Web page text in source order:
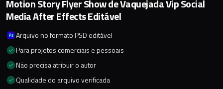
Motion Story Flyer Show de Vaquejada Vip Social
Media After Effects Editável
Arquivo no formato PSD editável
Para projetos comerciais e pessoais
Não precisa atribuir o autor
Qualidade do arquivo verificada